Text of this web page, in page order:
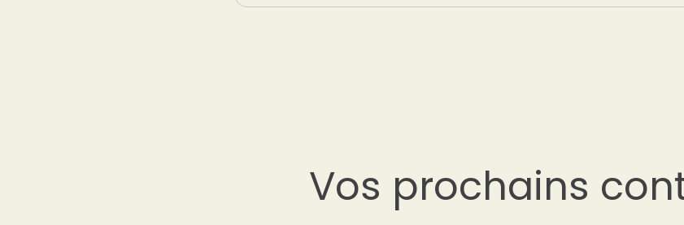
Vos prochains